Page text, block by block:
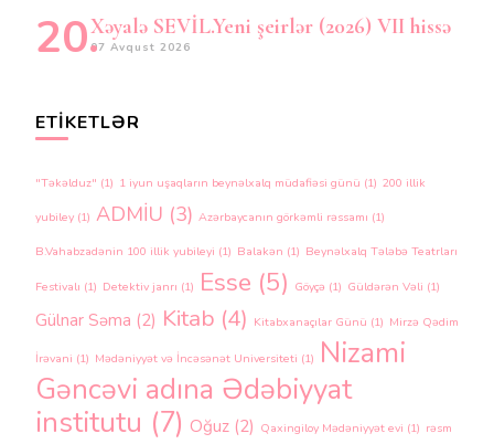
Xəyalə SEVİL.Yeni şeirlər (2026) VII hissə
07 Avqust 2026
ETIKETLƏR
"Təkəlduz" (1) 1 iyun uşaqların beynəlxalq müdafiəsi günü (1) 200 illik
yubiley (1) ADMİU (3) Azərbaycanın görkəmli rəssamı (1)
B.Vahabzadənin 100 illik yubileyi (1) Balakən (1) Beynəlxalq Tələbə Teatrları
Festivalı (1) Detektiv janrı (1) Esse (5) Göyçə (1) Güldərən Vəli (1)
Gülnar Səma (2) Kitab (4) Kitabxanaçılar Günü (1) Mirzə Qədim
İrəvani (1) Mədəniyyət və İncəsənət Universiteti (1) Nizami
Gəncəvi adına Ədəbiyyat
institutu (7) Oğuz (2) Qaxingiloy Mədəniyyət evi (1) rəsm